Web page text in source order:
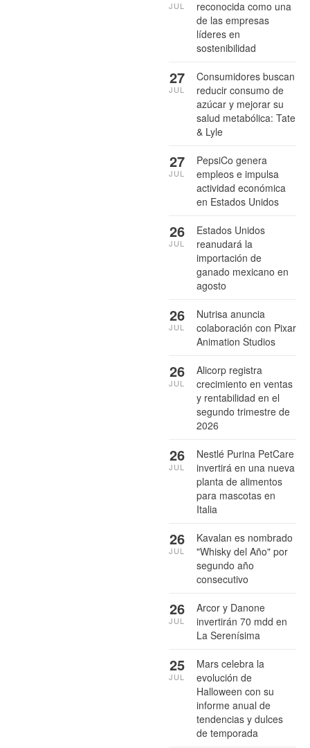
reconocida como una
de las empresas
líderes en
sostenibilidad
JUL
Consumidores buscan
reducir consumo de
azúcar y mejorar su
salud metabólica: Tate
& Lyle
27
JUL
PepsiCo genera
empleos e impulsa
actividad económica
en Estados Unidos
27
JUL
Estados Unidos
reanudará la
importación de
ganado mexicano en
agosto
26
JUL
Nutrisa anuncia
colaboración con Pixar
Animation Studios
26
JUL
Alicorp registra
crecimiento en ventas
y rentabilidad en el
segundo trimestre de
2026
26
JUL
Nestlé Purina PetCare
invertirá en una nueva
planta de alimentos
para mascotas en
Italia
26
JUL
Kavalan es nombrado
"Whisky del Año" por
segundo año
consecutivo
26
JUL
Arcor y Danone
invertirán 70 mdd en
La Serenísima
26
JUL
Mars celebra la
evolución de
Halloween con su
informe anual de
tendencias y dulces
de temporada
25
JUL